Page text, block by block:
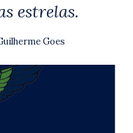
estrelas.
Goes